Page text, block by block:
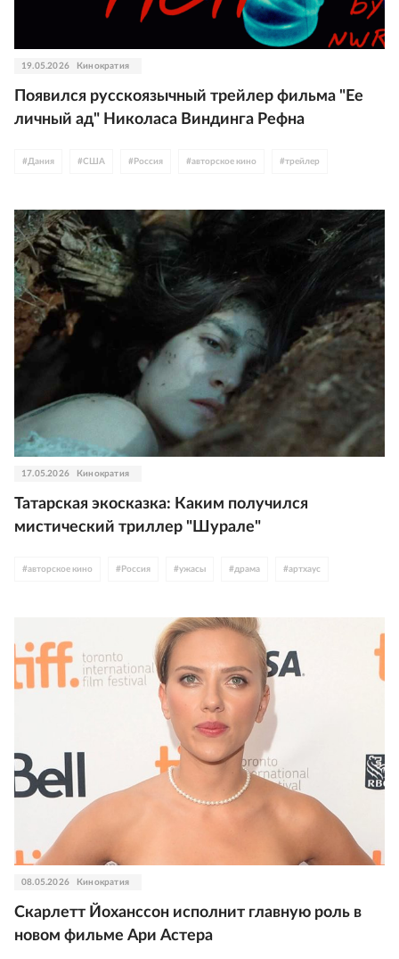
19.05.2026 Кинократия
Появился русскоязычный трейлер фильма "Ее
личный ад" Николаса Виндинга Рефна
# Дания #США # Россия #авторское кино #трейлер
17.05.2026 Кинократия
Татарская экосказка: Каким получился
мистический триллер "Шурале"
#авторское кино # Россия #ужасы #драма #артхаус
08.05.2026 Кинократия
Скарлетт Йоханссон исполнит главную роль в
новом фильме Ари Астера